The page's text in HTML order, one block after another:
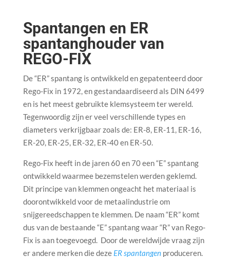
Spantangen en ER
spantanghouder van
REGO-FIX
De “ER” spantang is ontwikkeld en gepatenteerd door
Rego-Fix in 1972, en gestandaardiseerd als DIN 6499
en is het meest gebruikte klemsysteem ter wereld.
Tegenwoordig zijn er veel verschillende types en
diameters verkrijgbaar zoals de: ER-8, ER-11, ER-16,
ER-20, ER-25, ER-32, ER-40 en ER-50.
Rego-Fix heeft in de jaren 60 en 70 een “E” spantang
ontwikkeld waarmee bezemstelen werden geklemd.
Dit principe van klemmen ongeacht het materiaal is
doorontwikkeld voor de metaalindustrie om
snijgereedschappen te klemmen. De naam “ER” komt
dus van de bestaande “E” spantang waar “R” van Rego-
Fix is aan toegevoegd. Door de wereldwijde vraag zijn
er andere merken die deze ER spantangenproduceren.